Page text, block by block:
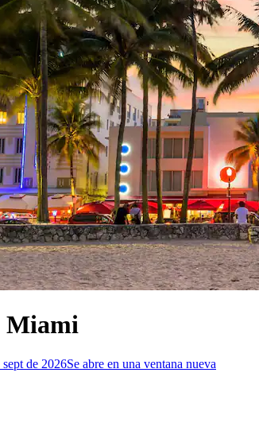
Miami
de 2026Se abre en una ventana nueva